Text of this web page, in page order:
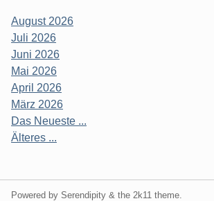
August 2026
Juli 2026
Juni 2026
Mai 2026
April 2026
März 2026
Das Neueste ...
Älteres ...
Powered by Serendipity & the 2k11 theme.